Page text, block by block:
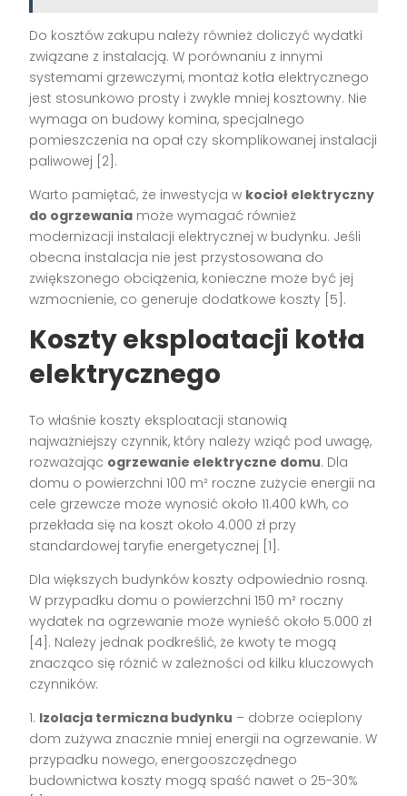
Do kosztów zakupu należy również doliczyć wydatki
związane z instalacją. W porównaniu z innymi
systemami grzewczymi, montaż kotła elektrycznego
jest stosunkowo prosty i zwykle mniej kosztowny. Nie
wymaga on budowy komina, specjalnego
pomieszczenia na opał czy skomplikowanej instalacji
paliwowej [2].
Warto pamiętać, że inwestycja w kocioł elektryczny
do ogrzewania może wymagać również
modernizacji instalacji elektrycznej w budynku. Jeśli
obecna instalacja nie jest przystosowana do
zwiększonego obciążenia, konieczne może być jej
wzmocnienie, co generuje dodatkowe koszty [5].
Koszty eksploatacji kotła
elektrycznego
To właśnie koszty eksploatacji stanowią
najważniejszy czynnik, który należy wziąć pod uwagę,
rozważając ogrzewanie elektryczne domu. Dla
domu o powierzchni 100 m² roczne zużycie energii na
cele grzewcze może wynosić około 11.400 kWh, co
przekłada się na koszt około 4.000 zł przy
standardowej taryfie energetycznej [1].
Dla większych budynków koszty odpowiednio rosną.
W przypadku domu o powierzchni 150 m² roczny
wydatek na ogrzewanie może wynieść około 5.000 zł
[4]. Należy jednak podkreślić, że kwoty te mogą
znacząco się różnić w zależności od kilku kluczowych
czynników:
1. Izolacja termiczna budynku – dobrze ocieplony
dom zużywa znacznie mniej energii na ogrzewanie. W
przypadku nowego, energooszczędnego
budownictwa koszty mogą spaść nawet o 25-30%